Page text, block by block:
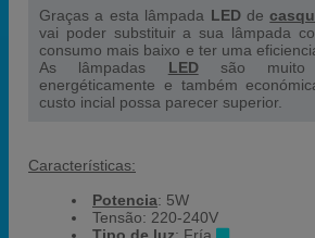
Graças a esta lâmpada LEDde
vai poder substituir a sua lâmpada
consumo mais baixo e ter uma
As lâmpadas LEDsão muito
energéticamente e também
custo incial possa parecer superior.
Características:
Potencia: 5W
Tensão: 220-240V